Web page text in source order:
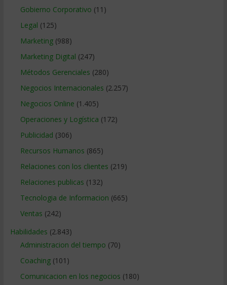
Gobierno Corporativo (11)
Legal (125)
Marketing(988)
Marketing Digital (247)
Métodos Gerenciales (280)
Negocios Internacionales (2.257)
Negocios Online (1.405)
Operaciones y Logística (172)
Publicidad (306)
Recursos Humanos (865)
Relaciones con los clientes (219)
Relaciones publicas (132)
Tecnologia de Informacion (665)
Ventas (242)
Habilidades (2.843)
Administracion del tiempo (70)
Coaching(101)
Comunicacion en los negocios (180)